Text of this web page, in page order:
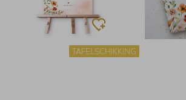
TAFELSCHIKKING